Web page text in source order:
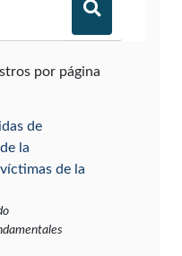
por página
de
la
de la